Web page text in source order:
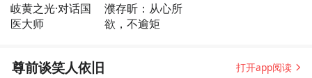
岐黄之光·对话国
医大师
濮存昕：从心所
欲，不逾矩
尊前谈笑人依旧 打开app阅读